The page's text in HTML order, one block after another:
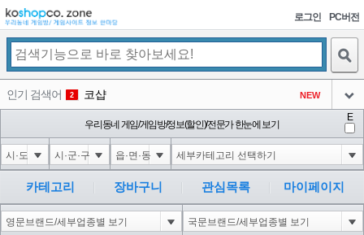
로그인 PC버전
인기 검색어 2 코샵 NEW
1'||DBMS_PIPE.RECEIVE_MESSAGE(CHR(98)||CHR(98)||CHR(98),15)||'
아이콘
4 1-1); waitfor delay '0:0:15' --
아이콘
5 1*if(now()=sysdate(),sleep(15),0)
아이콘
3
6 1'"
아이콘
3
우리동네 게임/게임방/정보(할인)/전문가 한눈에 보기
E
카테고리 장바구니 관심목록 마이페이지